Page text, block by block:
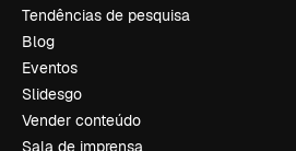
Tendências de pesquisa
Blog
Eventos
Slidesgo
Vender conteúdo
Sala de imprensa